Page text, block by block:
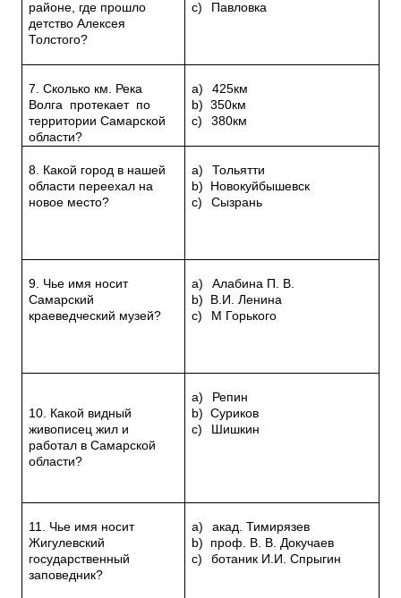
районе, где прошло
детство Алексея
Толстого?
c)
Павловка
7. Сколько км. Река
Волга протекает по
территории Самарской
области?
a)
425км
b)
350км
c)
380км
8. Какой город в нашей
области переехал на
новое место?
a)
Тольятти
b)
Новокуйбышевск
c)
Сызрань
9. Чье имя носит
Самарский
краеведческий музей?
a)
Алабина П. В.
b)
В.И. Ленина
c)
М Горького
10. Какой видный
живописец жил и
работал в Самарской
области?
a)
Репин
b)
Суриков
c)
Шишкин
11. Чье имя носит
Жигулевский
государственный
заповедник?
a)
акад. Тимирязев
b)
проф. В. В. Докучаев
c)
ботаник И.И. Спрыгин